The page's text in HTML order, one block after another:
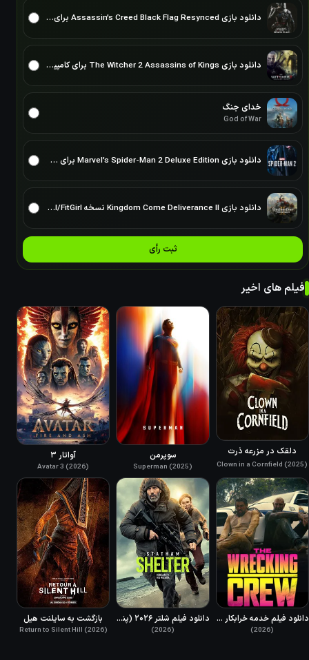
دانلود بازی Assassin’s Creed Black Flag Resynced برای PC – نسخه ElAmigos
دانلود بازی The Witcher 2 Assassins of Kings برای کامپیوتر نسخه ElAmigos/DODI/FitGirl
خدای جنگ
God of War
دانلود بازی Marvel’s Spider-Man 2 Deluxe Edition برای PC – نسخه ElAmigos
دانلود بازی Kingdom Come Deliverance II نسخه ElAmigos/DODI/FitGirl
ثبت رأی
فیلم های اخیر
دلقک در مزرعه ذرت
Clown in a Cornfield (2025)
سوپرمن
Superman (2025)
آواتار ۳
Avatar 3 (2026)
دانلود فیلم خدمه خرابکار دوبله فارسی 2026 The Wrecking Crew
(2026)
دانلود فیلم شلتر ۲۰۲۶ (پناهگاه) دوبله فارسی Shelter 2026
(2026)
بازگشت به سایلنت هیل
Return to Silent Hill (2026)